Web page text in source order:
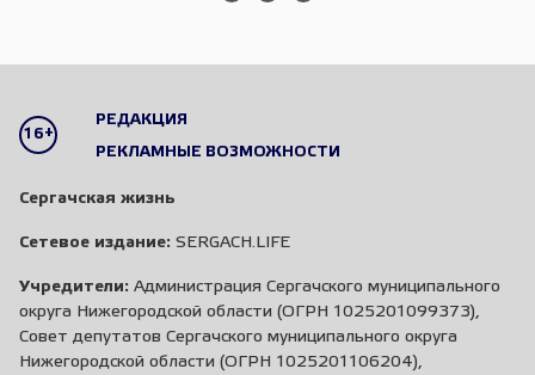
16+
РЕДАКЦИЯ
РЕКЛАМНЫЕ ВОЗМОЖНОСТИ
Сергачская жизнь
Сетевое издание: SERGACH.LIFE
Учредители: Администрация Сергачского муниципального
округа Нижегородской области (ОГРН 1025201099373),
Совет депутатов Сергачского муниципального округа
Нижегородской области (ОГРН 1025201106204),